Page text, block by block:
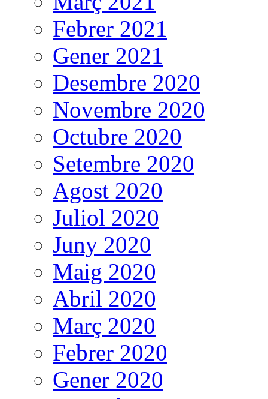
Febrer 2021
Gener 2021
Desembre 2020
Novembre 2020
Octubre 2020
Setembre 2020
Agost 2020
Juliol 2020
Juny 2020
Maig 2020
Abril 2020
Març 2020
Febrer 2020
Gener 2020